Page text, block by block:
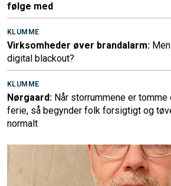
følge med
KLUMME
Virksomheder øver brandalarm:
digital blackout?
KLUMME
Nørgaard: Når storrummene er
ferie, så begynder folk forsigtigt og
normalt